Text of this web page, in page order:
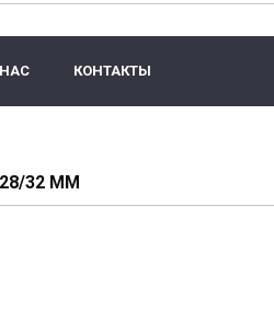
КОНТАКТЫ
32 ММ